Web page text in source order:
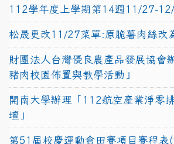
112學年度上學期第14週11/27-
松晟更改11/27菜單:原脆薯肉絲改
財團法人台灣優良農產品發展協會
豬肉校園佈置與教學活動」
開南大學辦理「112航空產業淨零
壇」
第51屆校慶運動會田賽項目賽程表(